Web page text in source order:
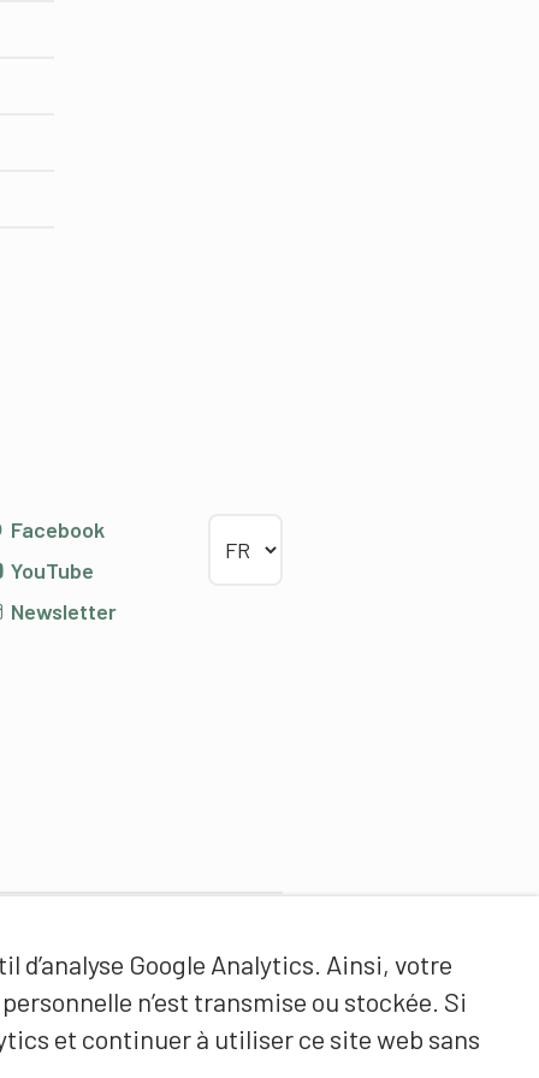
Google Analytics. Ainsi, votre
n’est transmise ou stockée. Si
et continuer à utiliser ce site web sans
Facebook
YouTube
Newsletter
école fédérale de sport
Macolin HEFSM